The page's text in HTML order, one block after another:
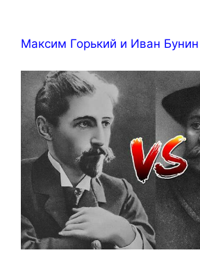
Максим Горький и Иван Бунин